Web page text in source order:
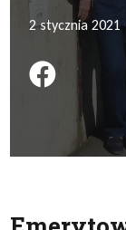
2 stycznia 2021